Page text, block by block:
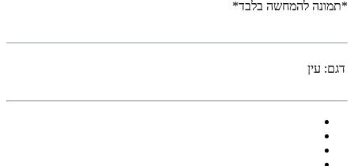
*תמונה להמחשה בלבד*
דגם: עין